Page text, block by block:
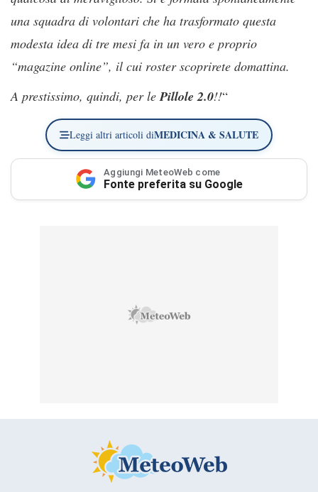
una squadra di volontari che ha trasformato questa
modesta idea di tre mesi fa in un vero e proprio
“magazine online”, il cui roster scoprirete domattina.
A prestissimo, quindi, per lePillole 2.0!!“
Leggi altri articoli diMEDICINA & SALUTE
Aggiungi MeteoWeb come
Fonte preferita su Google